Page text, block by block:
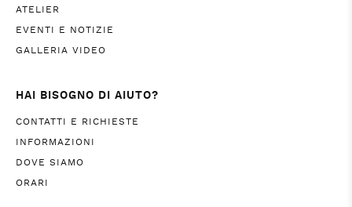
ATELIER
EVENTI E NOTIZIE
GALLERIA VIDEO
HAI BISOGNO DI AIUTO?
CONTATTI E RICHIESTE
INFORMAZIONI
DOVE SIAMO
ORARI